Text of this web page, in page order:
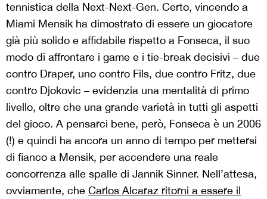
tennistica della Next-Next-Gen. Certo, vincendo a
Miami Mensik ha dimostrato di essere un giocatore
già più solido e affidabile rispetto a Fonseca, il suo
modo di affrontare i game e i tie-break decisivi – due
contro Draper, uno contro Fils, due contro Fritz, due
contro Djokovic – evidenzia una mentalità di primo
livello, oltre che una grande varietà in tutti gli aspetti
del gioco. A pensarci bene, però, Fonseca è un 2006
(!) e quindi ha ancora un anno di tempo per mettersi
di fianco a Mensik, per accendere una reale
concorrenza alle spalle di Jannik Sinner. Nell’attesa,
ovviamente, che Carlos Alcaraz ritorni a essere il